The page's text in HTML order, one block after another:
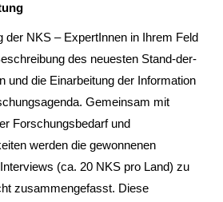
der NKS – ExpertInnen in Ihrem Feld
des neuesten Stand-der-
und die Einarbeitung der Information
Gemeinsam mit
Forschungsbedarf und
werden die gewonnenen
(ca. 20 NKS pro Land) zu
zusammengefasst. Diese